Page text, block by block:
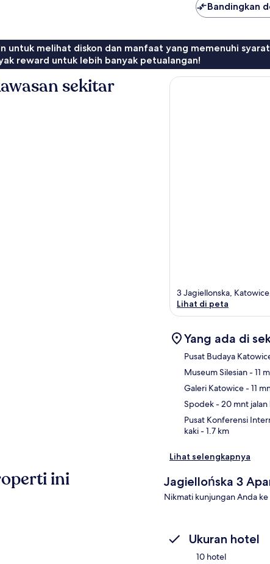
Bandingkan
untuk melihat diskon dan manfaat yang memenuhi
reward untuk lebih banyak petualangan!
sekitar
3 Jagiellonska,
Lihat di peta
Yang ada di
Pusat Budaya
Museum Silesian- 11
Galeri Katowice- 11
Spodek- 20 mnt jalan
Pusat Konferensi
kaki- 1.7 km
Lihat selengkapnya
ini Jagiellońska 3
Nikmati kunjungan Anda
Ukuran hotel
10 hotel